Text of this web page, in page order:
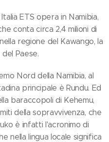
ETS opera in Namibia,
conta circa 2,4 milioni di
regione del Kawango, la
Paese.
Nord della Namibia, al
principale è Rundu. Ed
baraccopoli di Kehemu,
della sopravvivenza, che
è infatti l'acronimo di
nella lingua locale significa